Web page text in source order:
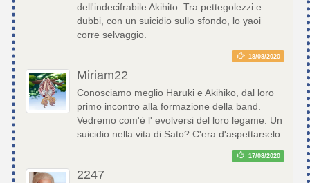
dell'indecifrabile Akihito. Tra pettegolezzi e
dubbi, con un suicidio sullo sfondo, lo yaoi
corre selvaggio.
18/08/2020
Miriam22
Conosciamo meglio Haruki e Akihiko, dal loro
primo incontro alla formazione della band.
Vedremo com'è l' evolversi del loro legame. Un
suicidio nella vita di Sato? C'era d'aspettarselo.
17/08/2020
2247